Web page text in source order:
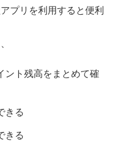
プリを利用すると便利
ント残高をまとめて確
きる
きる